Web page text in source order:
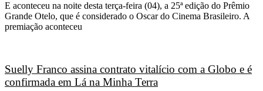
E aconteceu na noite desta terça-feira (04), a 25ª edição do Prêmio
Grande Otelo, que é considerado o Oscar do Cinema Brasileiro. A
premiação aconteceu
Suelly Franco assina contrato vitalício com a Globo e é
confirmada em Lá na Minha Terra